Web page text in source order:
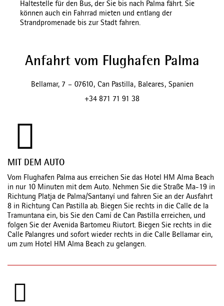
Haltestelle für den Bus, der Sie bis nach Palma fährt. Sie
können auch ein Fahrrad mieten und entlang der
Strandpromenade bis zur Stadt fahren.
Anfahrt vom Flughafen Palma
Bellamar, 7 – 07610, Can Pastilla, Baleares, Spanien
+34 871 71 91 38
MIT DEM AUTO
Vom Flughafen Palma aus erreichen Sie das Hotel HM Alma Beach
in nur 10 Minuten mit dem Auto. Nehmen Sie die Straße Ma-19 in
Richtung Platja de Palma/Santanyí und fahren Sie an der Ausfahrt
8 in Richtung Can Pastilla ab. Biegen Sie rechts in die Calle de la
Tramuntana ein, bis Sie den Camí de Can Pastilla erreichen, und
folgen Sie der Avenida Bartomeu Riutort. Biegen Sie rechts in die
Calle Palangres und sofort wieder rechts in die Calle Bellamar ein,
um zum Hotel HM Alma Beach zu gelangen.